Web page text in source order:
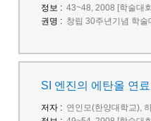
정보 : 43~48, 2008 [학술대
권명 : 창립 30주년기념 학
SI 엔진의 에탄올 연
저자 : 연인모(한양대학교),